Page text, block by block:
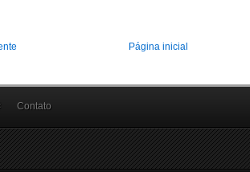
Página inicial
Contato